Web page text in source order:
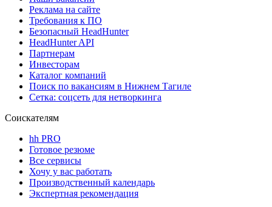
Реклама на сайте
Требования к ПО
Безопасный HeadHunter
HeadHunter API
Партнерам
Инвесторам
Каталог компаний
Поиск по вакансиям в Нижнем Тагиле
Сетка: соцсеть для нетворкинга
Соискателям
hh PRO
Готовое резюме
Все сервисы
Хочу у вас работать
Производственный календарь
Экспертная рекомендация